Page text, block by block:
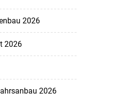
2026
2026
2026